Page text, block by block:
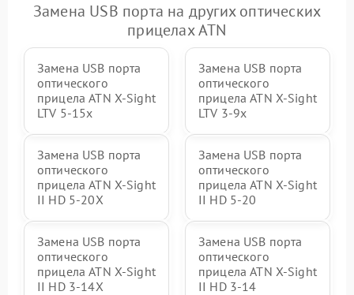
Замена USB порта на других оптических
прицелах ATN
Замена USB порта
оптического
прицела ATN X-Sight
LTV 5-15x
Замена USB порта
оптического
прицела ATN X-Sight
LTV 3-9x
Замена USB порта
оптического
прицела ATN X-Sight
II HD 5-20X
Замена USB порта
оптического
прицела ATN X-Sight
II HD 5-20
Замена USB порта
оптического
прицела ATN X-Sight
II HD 3-14X
Замена USB порта
оптического
прицела ATN X-Sight
II HD 3-14